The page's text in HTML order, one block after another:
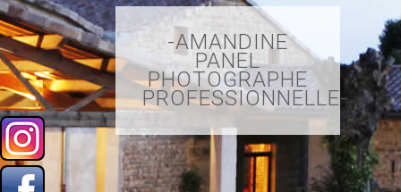
-AMANDINE
PANEL
PHOTOGRAPHE
PROFESSIONNELLE-